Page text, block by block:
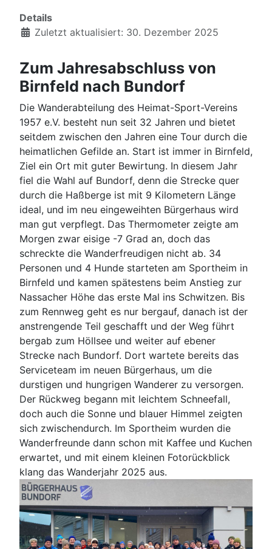
Details
Zuletzt aktualisiert: 30. Dezember 2025
Zum Jahresabschluss von
Birnfeld nach Bundorf
Die Wanderabteilung des Heimat-Sport-Vereins
1957 e.V. besteht nun seit 32 Jahren und bietet
seitdem zwischen den Jahren eine Tour durch die
heimatlichen Gefilde an. Start ist immer in Birnfeld,
Ziel ein Ort mit guter Bewirtung. In diesem Jahr
fiel die Wahl auf Bundorf, denn die Strecke quer
durch die Haßberge ist mit 9 Kilometern Länge
ideal, und im neu eingeweihten Bürgerhaus wird
man gut verpflegt. Das Thermometer zeigte am
Morgen zwar eisige -7 Grad an, doch das
schreckte die Wanderfreudigen nicht ab. 34
Personen und 4 Hunde starteten am Sportheim in
Birnfeld und kamen spätestens beim Anstieg zur
Nassacher Höhe das erste Mal ins Schwitzen. Bis
zum Rennweg geht es nur bergauf, danach ist der
anstrengende Teil geschafft und der Weg führt
bergab zum Höllsee und weiter auf ebener
Strecke nach Bundorf. Dort wartete bereits das
Serviceteam im neuen Bürgerhaus, um die
durstigen und hungrigen Wanderer zu versorgen.
Der Rückweg begann mit leichtem Schneefall,
doch auch die Sonne und blauer Himmel zeigten
sich zwischendurch. Im Sportheim wurden die
Wanderfreunde dann schon mit Kaffee und Kuchen
erwartet, und mit einem kleinen Fotorückblick
klang das Wanderjahr 2025 aus.